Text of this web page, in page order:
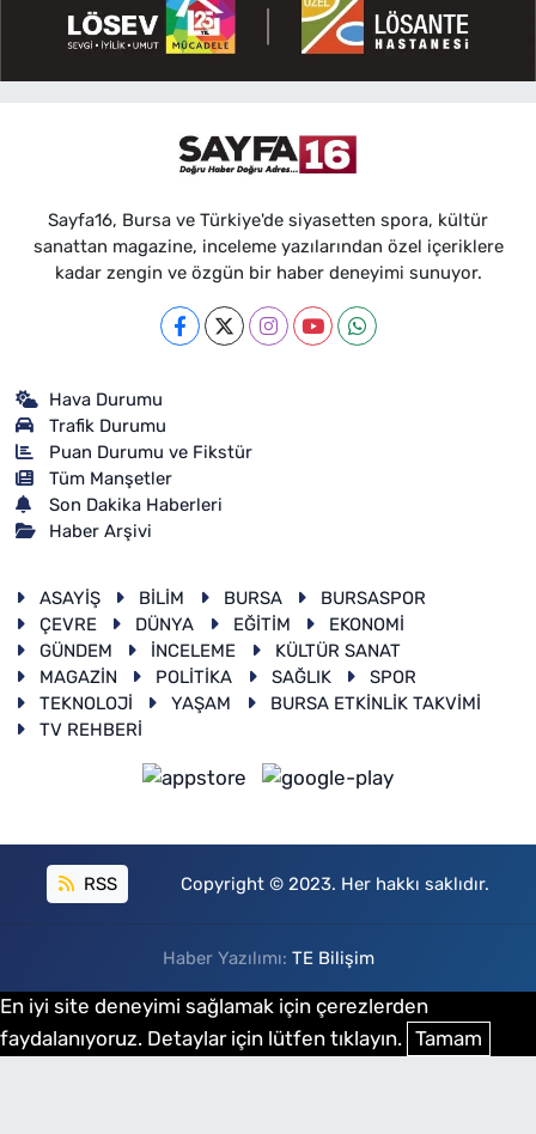
Sayfa16, Bursa ve Türkiye'de siyasetten spora, kültür
sanattan magazine, inceleme yazılarından özel içeriklere
kadar zengin ve özgün bir haber deneyimi sunuyor.
Hava Durumu
Trafik Durumu
Puan Durumu ve Fikstür
Tüm Manşetler
Son Dakika Haberleri
Haber Arşivi
ASAYİŞ BİLİM BURSA
BURSASPOR
ÇEVRE
DÜNYA EĞİTİM
EKONOMİ
GÜNDEM
İNCELEME
KÜLTÜR SANAT
MAGAZİN
POLİTİKA SAĞLIK
SPOR
TEKNOLOJİ
YAŞAM
BURSA ETKİNLİK TAKVİMİ
TV REHBERİ
RSS Copyright © 2023. Her hakkı saklıdır.
Haber Yazılımı: TE Bilişim
En iyi site deneyimi sağlamak için çerezlerden
faydalanıyoruz. Detaylar için lütfen tıklayın. Tamam